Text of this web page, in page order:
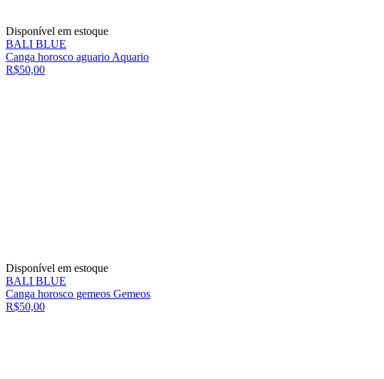
Disponível em estoque
BALI BLUE
Canga horosco aguario Aquario
R$50,00
Disponível em estoque
BALI BLUE
Canga horosco gemeos Gemeos
R$50,00